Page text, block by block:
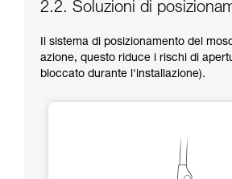
2.2. Soluzioni di
Il sistema di posizionamento del
azione, questo riduce i rischi di
bloccato durante l'installazione).